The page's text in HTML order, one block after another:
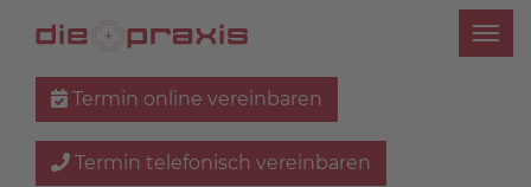
Termin online vereinbaren
Termin telefonisch vereinbaren